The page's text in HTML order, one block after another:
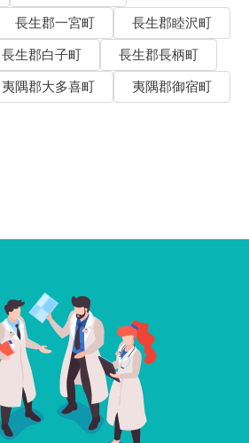
長生郡一宮町
長生郡睦沢町
長生郡白子町
長生郡長柄町
夷隅郡大多喜町
夷隅郡御宿町